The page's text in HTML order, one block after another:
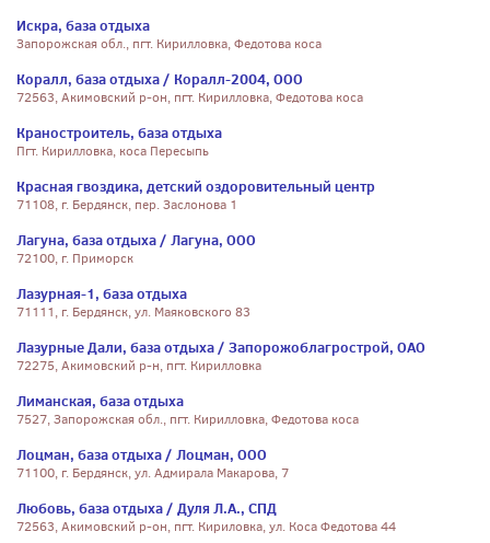
Искра, база отдыха
Запорожская обл., пгт. Кирилловка, Федотова коса
Коралл, база отдыха / Коралл-2004, ООО
72563, Акимовский р-он, пгт. Кирилловка, Федотова коса
Краностроитель, база отдыха
Пгт. Кирилловка, коса Пересыпь
Красная гвоздика, детский оздоровительный центр
71108, г. Бердянск, пер. Заслонова 1
Лагуна, база отдыха / Лагуна, ООО
72100, г. Приморск
Лазурная-1, база отдыха
71111, г. Бердянск, ул. Маяковского 83
Лазурные Дали, база отдыха / Запорожоблагрострой, ОАО
72275, Акимовский р-н, пгт. Кирилловка
Лиманская, база отдыха
7527, Запорожская обл., пгт. Кирилловка, Федотова коса
Лоцман, база отдыха / Лоцман, ООО
71100, г. Бердянск, ул. Адмирала Макарова, 7
Любовь, база отдыха / Дуля Л.А., СПД
72563, Акимовский р-он, пгт. Кириловка, ул. Коса Федотова 44